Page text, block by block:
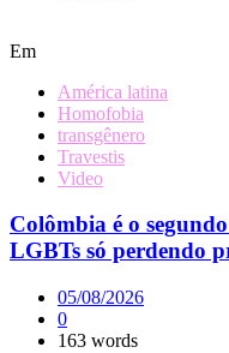
Em
América latina
Homofobia
transgênero
Travestis
Video
Colômbia é o
LGBTs só perdendo
05/08/2026
0
163 words